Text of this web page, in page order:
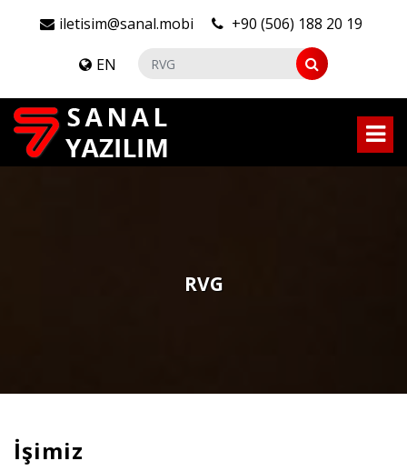
iletisim@sanal.mobi +90 (506) 188 20 19
EN
RVG
İşimiz